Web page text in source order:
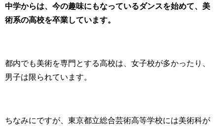
中学からは、今の趣味にもなっているダンスを始めて、美
術系の高校を卒業しています。
都内でも美術を専門とする高校は、女子校が多かったり、
男子は限られています。
ちなみにですが、東京都立総合芸術高等学校には美術科が